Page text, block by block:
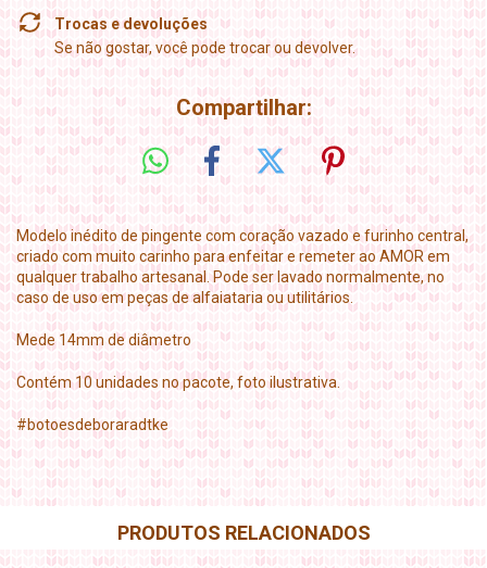
Trocas e devoluções
Se não gostar, você pode trocar ou devolver.
Compartilhar:
Modelo inédito de pingente com coração vazado e furinho central,
criado com muito carinho para enfeitar e remeter ao AMOR em
qualquer trabalho artesanal. Pode ser lavado normalmente, no
caso de uso em peças de alfaiataria ou utilitários.
Mede 14mm de diâmetro
Contém 10 unidades no pacote, foto ilustrativa.
#botoesdeboraradtke
PRODUTOS RELACIONADOS